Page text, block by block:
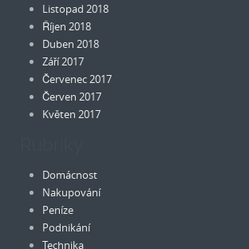
Listopad 2018
Říjen 2018
Duben 2018
Září 2017
Červenec 2017
Červen 2017
Květen 2017
Domácnost
Nakupování
Peníze
Podnikání
Technika